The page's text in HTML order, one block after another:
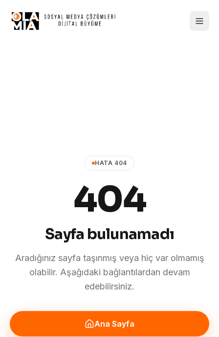
HATA 404
404
Sayfa bulunamadı
Aradığınız sayfa taşınmış veya hiç var olmamış
olabilir. Aşağıdaki bağlantılardan devam
edebilirsiniz.
Ana Sayfa